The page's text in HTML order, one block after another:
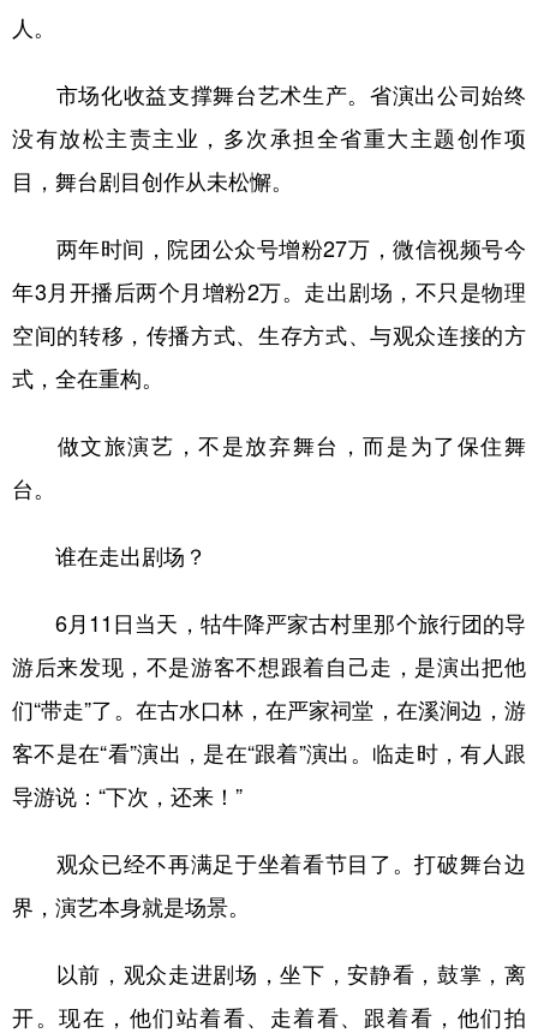
人。
市场化收益支撑舞台艺术生产。省演出公司始终
没有放松主责主业，多次承担全省重大主题创作项
目，舞台剧目创作从未松懈。
两年时间，院团公众号增粉27万，微信视频号今
年3月开播后两个月增粉2万。走出剧场，不只是物理
空间的转移，传播方式、生存方式、与观众连接的方
式，全在重构。
做文旅演艺，不是放弃舞台，而是为了保住舞
台。
谁在走出剧场？
6月11日当天，牯牛降严家古村里那个旅行团的导
游后来发现，不是游客不想跟着自己走，是演出把他
们“带走”了。在古水口林，在严家祠堂，在溪涧边，游
客不是在“看”演出，是在“跟着”演出。临走时，有人跟
导游说：“下次，还来！”
观众已经不再满足于坐着看节目了。打破舞台边
界，演艺本身就是场景。
以前，观众走进剧场，坐下，安静看，鼓掌，离
开。现在，他们站着看、走着看、跟着看，他们拍